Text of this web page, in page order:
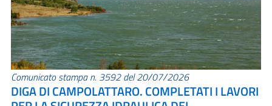
Comunicato stampa n. 3592 del 20/07/2026
DIGA DI CAMPOLATTARO. COMPLETATI I LAVORI